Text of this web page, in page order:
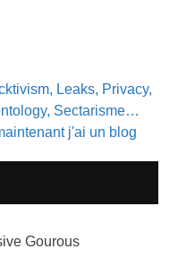
Leaks, Privacy,
Sectarisme…
j'ai un blog
Gourous